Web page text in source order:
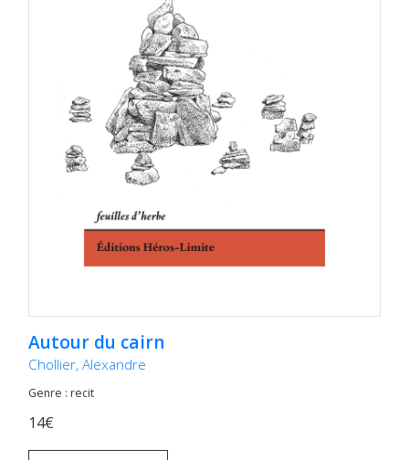
Autour du cairn
Chollier, Alexandre
Genre : recit
14€